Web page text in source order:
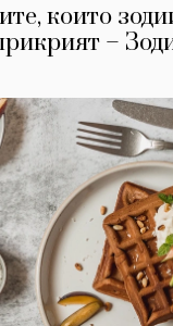
които
–